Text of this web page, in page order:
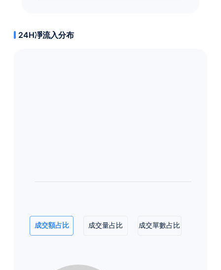
24H凈流入分布
成交額占比 成交量占比 成交單數占比